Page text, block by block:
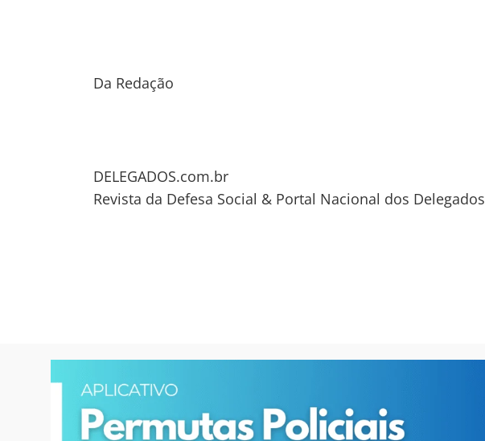
Da Redação
DELEGADOS.com.br
Revista da Defesa Social & Portal Nacional dos Delegados